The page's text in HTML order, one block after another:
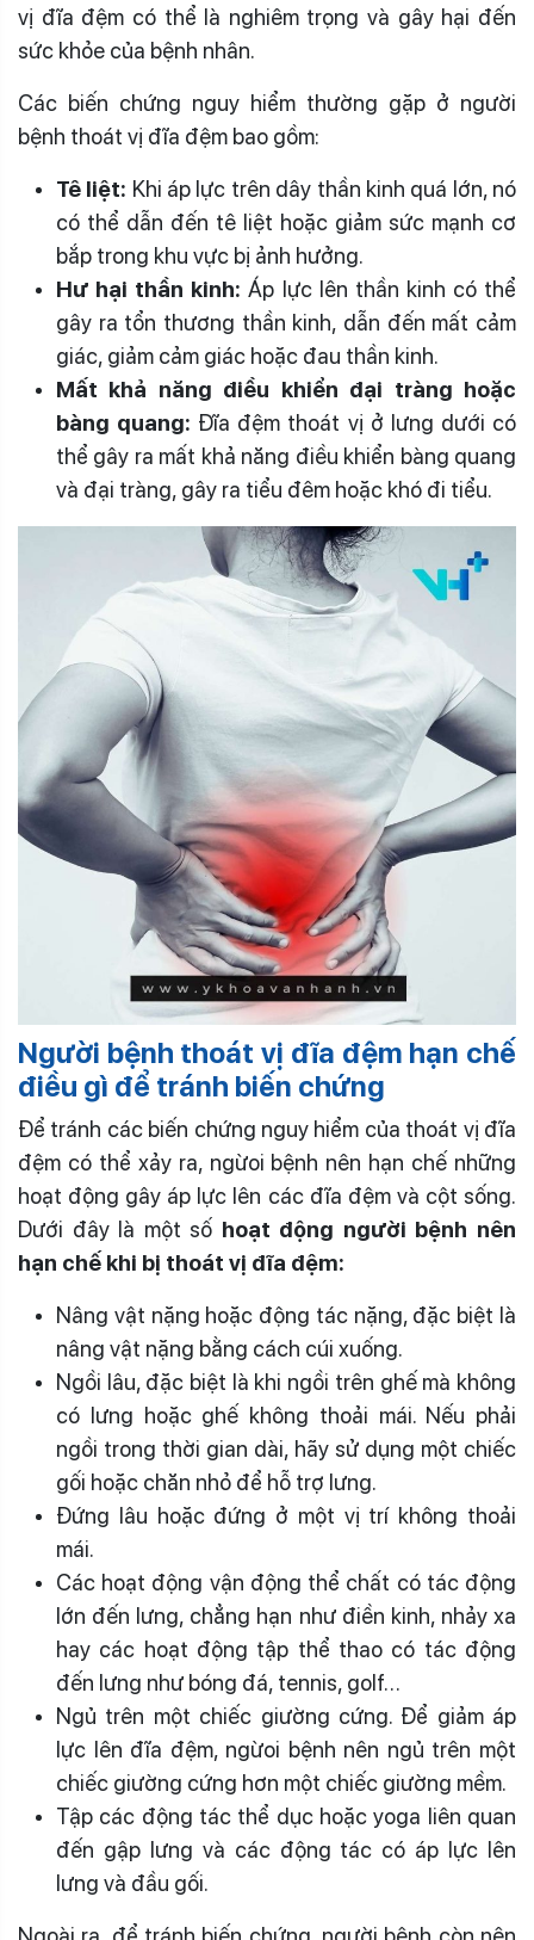
vị đĩa đệm có thể là nghiêm trọng và gây hại đến
sức khỏe của bệnh nhân.
Các biến chứng nguy hiểm thường gặp ở người
bệnh thoát vị đĩa đệm bao gồm:
Tê liệt: Khi áp lực trên dây thần kinh quá lớn, nó
có thể dẫn đến tê liệt hoặc giảm sức mạnh cơ
bắp trong khu vực bị ảnh hưởng.
Hư hại thần kinh: Áp lực lên thần kinh có thể
gây ra tổn thương thần kinh, dẫn đến mất cảm
giác, giảm cảm giác hoặc đau thần kinh.
Mất khả năng điều khiển đại tràng hoặc
bàng quang: Đĩa đệm thoát vị ở lưng dưới có
thể gây ra mất khả năng điều khiển bàng quang
và đại tràng, gây ra tiểu đêm hoặc khó đi tiểu.
Người bệnh thoát vị đĩa đệm hạn chế
điều gì để tránh biến chứng
Để tránh các biến chứng nguy hiểm của thoát vị đĩa
đệm có thể xảy ra, ngừoi bệnh nên hạn chế những
hoạt động gây áp lực lên các đĩa đệm và cột sống.
Dưới đây là một số hoạt động người bệnh nên
hạn chế khi bị thoát vị đĩa đệm:
Nâng vật nặng hoặc động tác nặng, đặc biệt là
nâng vật nặng bằng cách cúi xuống.
Ngồi lâu, đặc biệt là khi ngồi trên ghế mà không
có lưng hoặc ghế không thoải mái. Nếu phải
ngồi trong thời gian dài, hãy sử dụng một chiếc
gối hoặc chăn nhỏ để hỗ trợ lưng.
Đứng lâu hoặc đứng ở một vị trí không thoải
mái.
Các hoạt động vận động thể chất có tác động
lớn đến lưng, chẳng hạn như điền kinh, nhảy xa
hay các hoạt động tập thể thao có tác động
đến lưng như bóng đá, tennis, golf…
Ngủ trên một chiếc giường cứng. Để giảm áp
lực lên đĩa đệm, ngừoi bệnh nên ngủ trên một
chiếc giường cứng hơn một chiếc giường mềm.
Tập các động tác thể dục hoặc yoga liên quan
đến gập lưng và các động tác có áp lực lên
lưng và đầu gối.